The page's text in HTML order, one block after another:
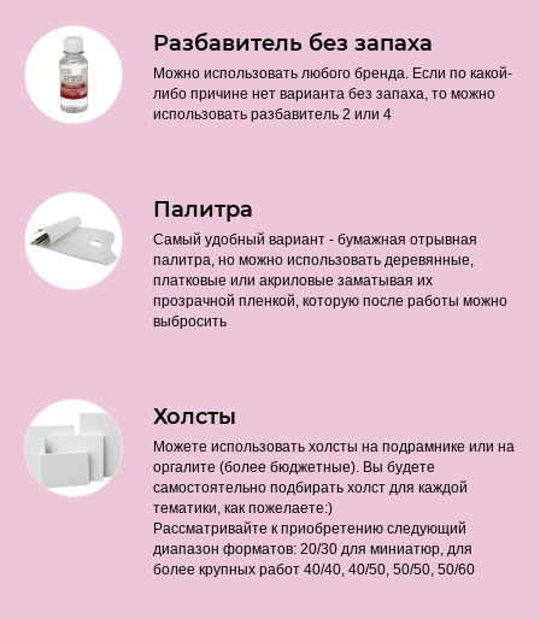
Разбавитель без запаха
Можно использовать любого бренда. Если по какой-
либо причине нет варианта без запаха, то можно
использовать разбавитель 2 или 4
Палитра
Самый удобный вариант - бумажная отрывная
палитра, но можно использовать деревянные,
платковые или акриловые заматывая их
прозрачной пленкой, которую после работы можно
выбросить
Холсты
Можете использовать холсты на подрамнике или на
оргалите (более бюджетные). Вы будете
самостоятельно подбирать холст для каждой
тематики, как пожелаете:)
Рассматривайте к приобретению следующий
диапазон форматов: 20/30 для миниатюр, для
более крупных работ 40/40, 40/50, 50/50, 50/60